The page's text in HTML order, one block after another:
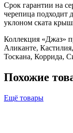
Срок гарантии на
черепица подходит
уклоном ската
Коллекция «Джаз»
Аликанте,
Тоскана, Коррида,
Похожие
Ещё товары